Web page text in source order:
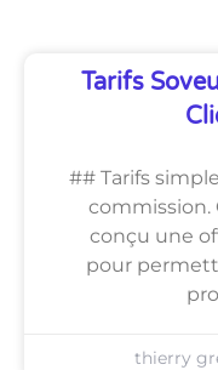
Tarifs
## Tarifs
commission.
conçu une
pour
thierry